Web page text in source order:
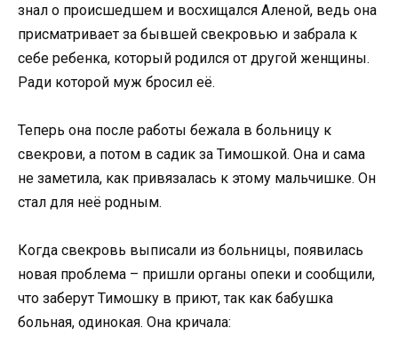
знал о происшедшем и восхищался Аленой, ведь она
присматривает за бывшей свекровью и забрала к
себе ребенка, который родился от другой женщины.
Ради которой муж бросил её.
Теперь она после работы бежала в больницу к
свекрови, а потом в садик за Тимошкой. Она и сама
не заметила, как привязалась к этому мальчишке. Он
стал для неё родным.
Когда свекровь выписали из больницы, появилась
новая проблема – пришли органы опеки и сообщили,
что заберут Тимошку в приют, так как бабушка
больная, одинокая. Она кричала: